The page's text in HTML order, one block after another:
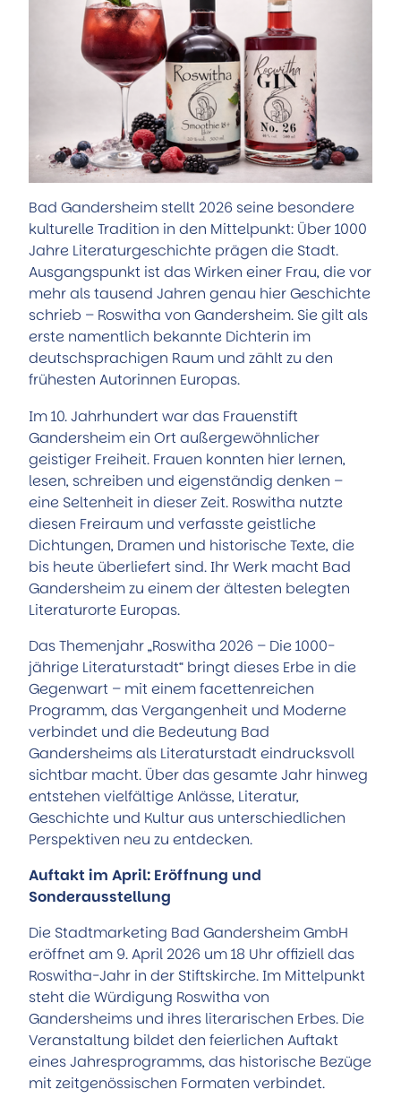
Bad Gandersheim stellt 2026 seine besondere
kulturelle Tradition in den Mittelpunkt: Über 1000
Jahre Literaturgeschichte prägen die Stadt.
Ausgangspunkt ist das Wirken einer Frau, die vor
mehr als tausend Jahren genau hier Geschichte
schrieb – Roswitha von Gandersheim. Sie gilt als
erste namentlich bekannte Dichterin im
deutschsprachigen Raum und zählt zu den
frühesten Autorinnen Europas.
Im 10. Jahrhundert war das Frauenstift
Gandersheim ein Ort außergewöhnlicher
geistiger Freiheit. Frauen konnten hier lernen,
lesen, schreiben und eigenständig denken –
eine Seltenheit in dieser Zeit. Roswitha nutzte
diesen Freiraum und verfasste geistliche
Dichtungen, Dramen und historische Texte, die
bis heute überliefert sind. Ihr Werk macht Bad
Gandersheim zu einem der ältesten belegten
Literaturorte Europas.
Das Themenjahr „Roswitha 2026 – Die 1000-
jährige Literaturstadt“ bringt dieses Erbe in die
Gegenwart – mit einem facettenreichen
Programm, das Vergangenheit und Moderne
verbindet und die Bedeutung Bad
Gandersheims als Literaturstadt eindrucksvoll
sichtbar macht. Über das gesamte Jahr hinweg
entstehen vielfältige Anlässe, Literatur,
Geschichte und Kultur aus unterschiedlichen
Perspektiven neu zu entdecken.
Auftakt im April: Eröffnung und
Sonderausstellung
Die Stadtmarketing Bad Gandersheim GmbH
eröffnet am 9. April 2026 um 18 Uhr offiziell das
Roswitha-Jahr in der Stiftskirche. Im Mittelpunkt
steht die Würdigung Roswitha von
Gandersheims und ihres literarischen Erbes. Die
Veranstaltung bildet den feierlichen Auftakt
eines Jahresprogramms, das historische Bezüge
mit zeitgenössischen Formaten verbindet.